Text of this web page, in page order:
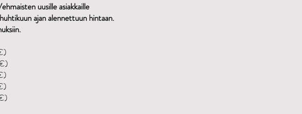
uusille asiakkaille
ajan alennettuun hintaan.